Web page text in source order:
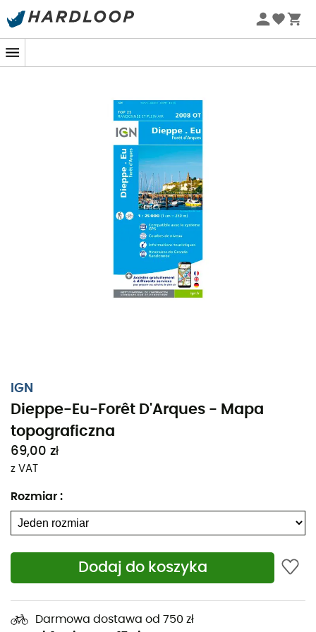
Letnie promocje 🔥 -5% DODATKOWO przy zakupie 2
IGN
Dieppe-Eu-Forêt D'Arques - Mapa
topograficzna
69,00 zł
z VAT
Rozmiar :
Dodaj do koszyka
Darmowa dostawa od 750 zł
Niezależnie od tego, czy planujesz kilka kilometrów, czy
Forêt D'Arques będzie cennym towarzyszem w
przygotowaniu i przeżywaniu Twojej przygody. Dzięki